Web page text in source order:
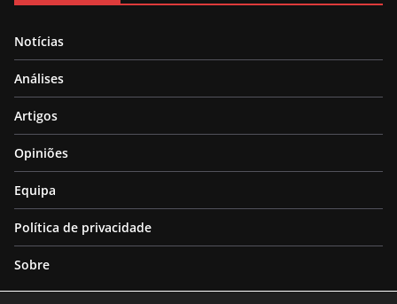
Notícias
Análises
Artigos
Opiniões
Equipa
Política de privacidade
Sobre